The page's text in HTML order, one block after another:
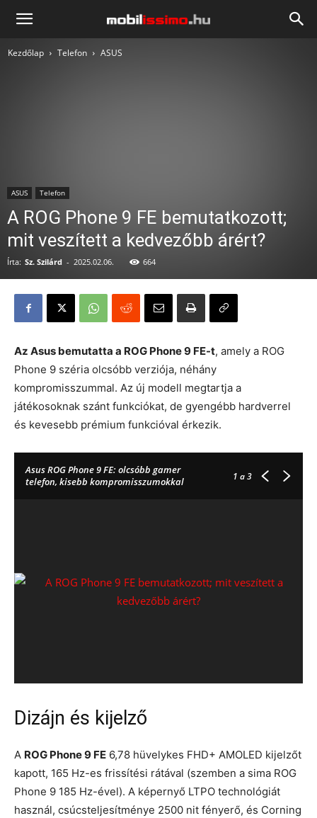
Mobilissimo.hu
Kezdőlap Telefon ASUS
ASUS Telefon
A ROG Phone 9 FE bemutatkozott;
mit veszített a kedvezőbb árért?
Írta: Sz. Szilárd - 2025.02.06. 664
Az Asus bemutatta a ROG Phone 9 FE-t, amely a ROG
Phone 9 széria olcsóbb verziója, néhány
kompromisszummal. Az új modell megtartja a
játékosoknak szánt funkciókat, de gyengébb hardverrel
és kevesebb prémium funkcióval érkezik.
Asus ROG Phone 9 FE: olcsóbb gamer
telefon, kisebb kompromisszumokkal
1 a 3
Dizájn és kijelző
A ROG Phone 9 FE 6,78 hüvelykes FHD+ AMOLED kijelzőt
kapott, 165 Hz-es frissítési rátával (szemben a sima ROG
Phone 9 185 Hz-ével). A képernyő LTPO technológiát
használ, csúcsteljesítménye 2500 nit fényerő, és Corning